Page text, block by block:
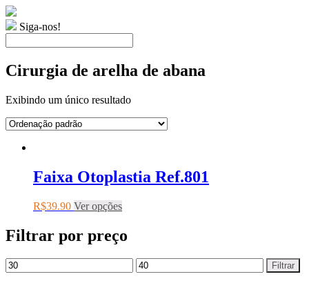
Siga-nos!
Cirurgia de arelha de abana
Exibindo um único resultado
Faixa Otoplastia Ref.801
R$39.90 Ver opções
Filtrar por preço
Filtrar